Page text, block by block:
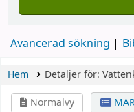
Avancerad sökning
Hem Detaljer för:
Normalvy